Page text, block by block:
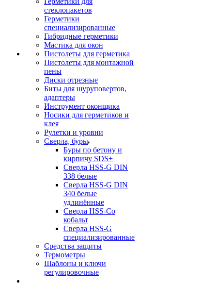
стеклопакетов
Герметики
специализированные
Гибридные герметики
Мастика для окон
Пистолеты для герметика
Пистолеты для монтажной
пены
Диски отрезные
Биты для шуруповертов,
адаптеры
Инструмент оконщика
Носики для герметиков и
клея
Рулетки и уровни
Сверла, буры
Буры по бетону и
кирпичу SDS+
Сверла HSS-G DIN
338 белые
Сверла HSS-G DIN
340 белые
удлинённые
Сверла HSS-Co
кобальт
Сверла HSS-G
специализированные
Средства защиты
Термометры
Шаблоны и ключи
регулировочные